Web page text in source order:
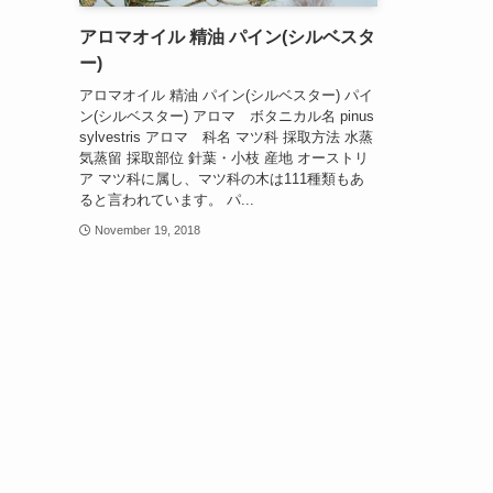
アロマオイル 精油 パイン(シルベスタ
ー)
アロマオイル 精油 パイン(シルベスター) パイ
ン(シルベスター) アロマ ボタニカル名 pinus
sylvestris アロマ 科名 マツ科 採取方法 水蒸
気蒸留 採取部位 針葉・小枝 産地 オーストリ
ア マツ科に属し、マツ科の木は111種類もあ
ると言われています。 パ...
November 19, 2018